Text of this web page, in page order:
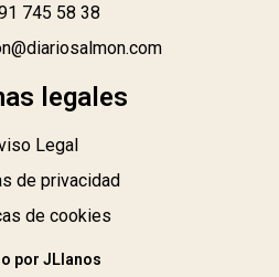
745 58 38
legales
Legal
de privacidad
de cookies
por JLlanos